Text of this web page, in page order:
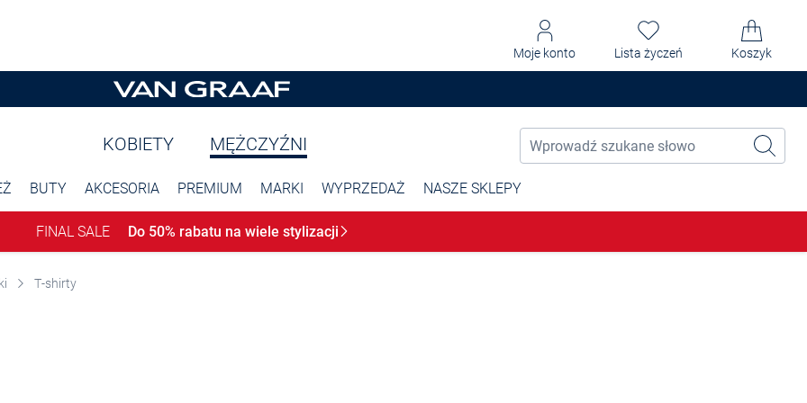
Moje konto Lista życzeń Koszyk
KOBIETY MĘŻCZYŹNI
BUTY AKCESORIA PREMIUM MARKI WYPRZEDAŻ NASZE SKLEPY
FINAL SALE Do 50% rabatu na wiele stylizacji
T-shirty